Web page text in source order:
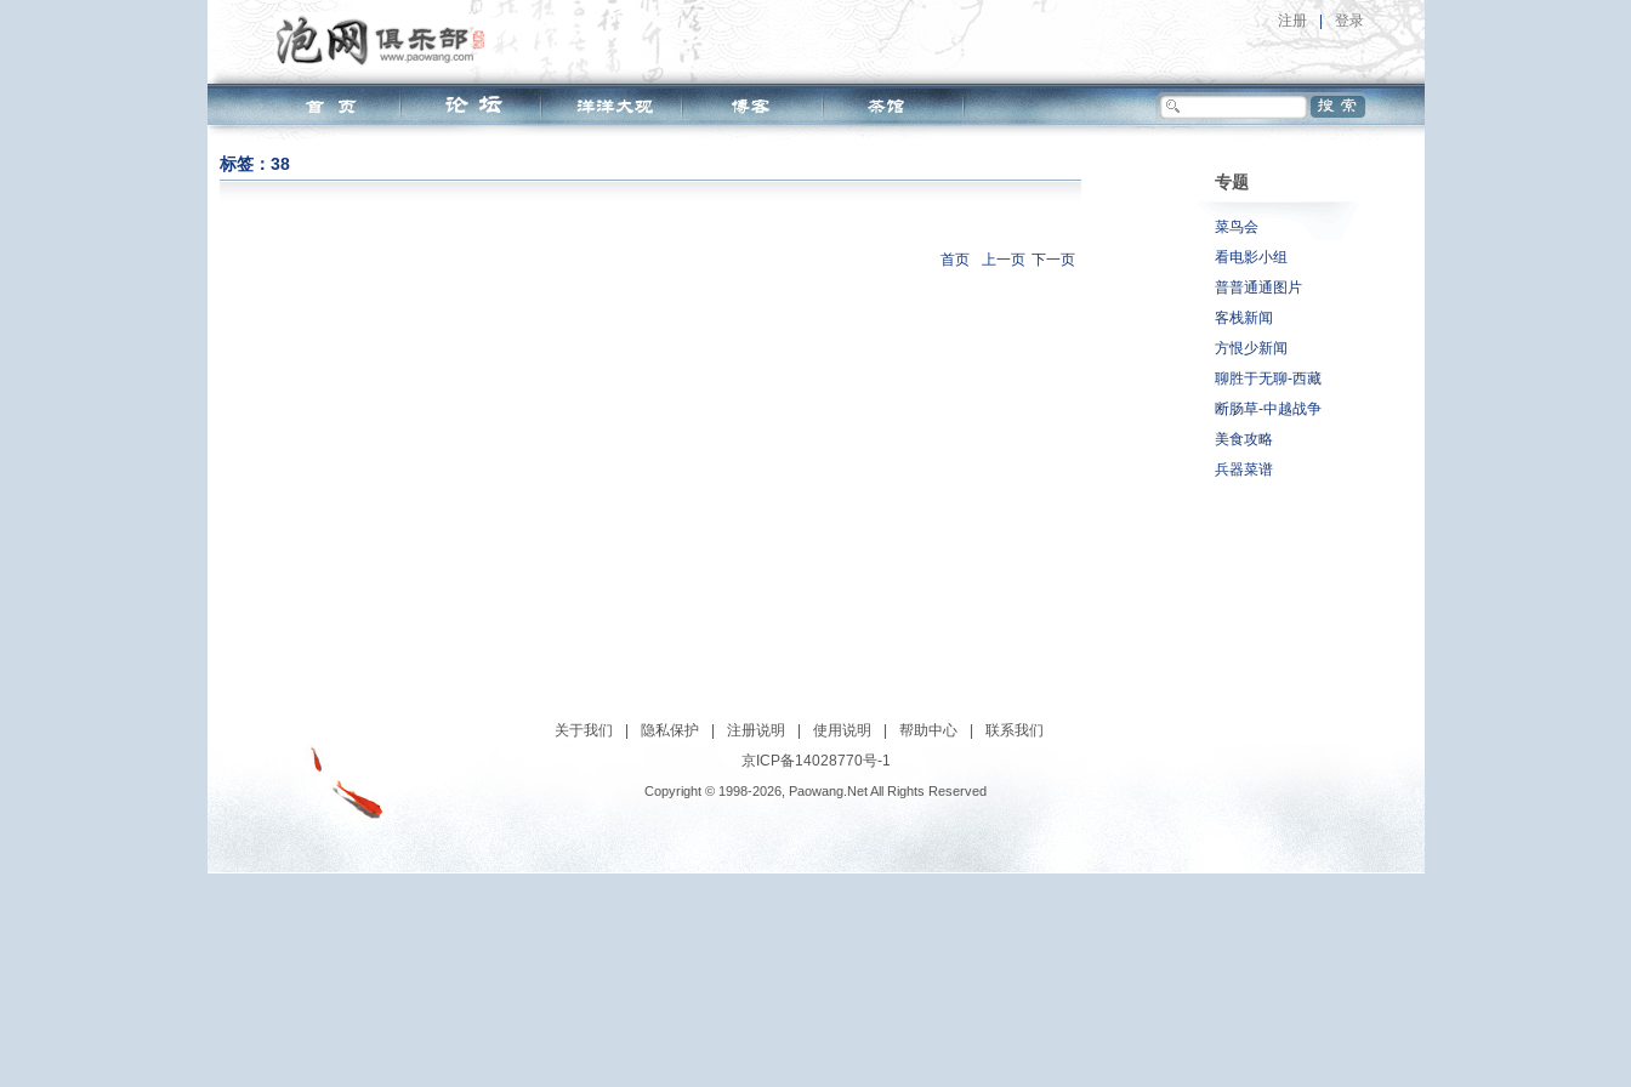
注册 登录
标签：38
首页 上一页 下一页
专题
菜鸟会
看电影小组
普普通通图片
客栈新闻
方恨少新闻
聊胜于无聊-西藏
断肠草-中越战争
美食攻略
兵器菜谱
关于我们 隐私保护 注册说明 使用说明 帮助中心
联系我们
京ICP备14028770号-1
Copyright © 1998-2026, Paowang.Net All Rights Reserved